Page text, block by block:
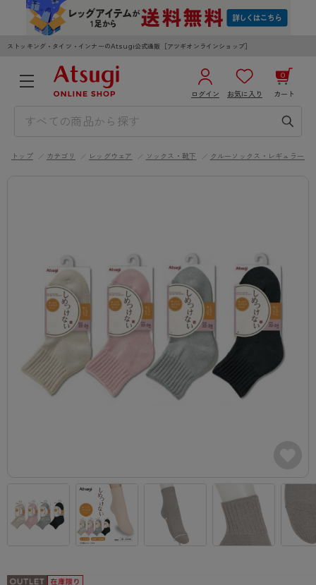
ストッキング・タイツ・インナーのAtsugi公式通販［アツギオンラインショップ］
ログイン お気に入り カート
0
3,980円以上のご購入で送料無料
WOMEN MEN KIDS
カテゴリから探す
レッグウェア
ストッキング
- 着圧ストッキング
- パンティ部レスストッキング
インナーウェア
- ブラトップ
ショーツ
- レギュラーショーツ
ルームウェア・パジャマ
アクティブ・スポーツ
- スポーツブラ
レッグウエア
ソックス・靴下
クルー・レギュラー丈ソックス
インナーウエア
Tバック・ビキニ
肌着・インナー
ルームウェア・パジャマ
レッグウエア
タイツ
ハイソックス
スクールソックス
インナーウエア
スポーツブラ
ショーツ
レギュラーショーツ
ブランドから探す
スゴスト
フェイクタイツ
hotto comfort
私に似合う、ストッキング選び
タイツの選び方
ご利用ガイド
はじめての方へ
よくある質問（FAQ）
トップ カテゴリ レッグウェア ソックス・靴下 クルーソックス・レギュラーソ